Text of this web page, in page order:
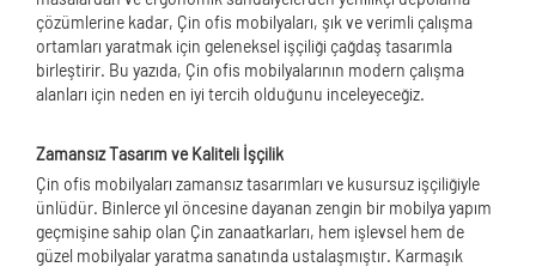
çözümlerine kadar, Çin ofis mobilyaları, şık ve verimli çalışma
ortamları yaratmak için geleneksel işçiliği çağdaş tasarımla
birleştirir. Bu yazıda, Çin ofis mobilyalarının modern çalışma
alanları için neden en iyi tercih olduğunu inceleyeceğiz.
Zamansız Tasarım ve Kaliteli İşçilik
Çin ofis mobilyaları zamansız tasarımları ve kusursuz işçiliğiyle
ünlüdür. Binlerce yıl öncesine dayanan zengin bir mobilya yapım
geçmişine sahip olan Çin zanaatkarları, hem işlevsel hem de
güzel mobilyalar yaratma sanatında ustalaşmıştır. Karmaşık